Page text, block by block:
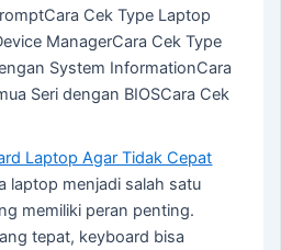
Cek Type Laptop
ManagerCara Cek Type
System InformationCara
Seri dengan BIOSCara Cek
Laptop Agar Tidak Cepat
laptop menjadi salah satu
memiliki peran penting.
tepat, keyboard bisa